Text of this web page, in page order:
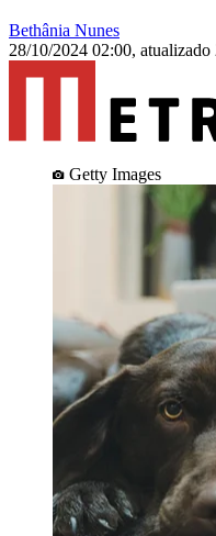
Bethânia Nunes
28/10/2024 02:00, atualizado
Getty Images